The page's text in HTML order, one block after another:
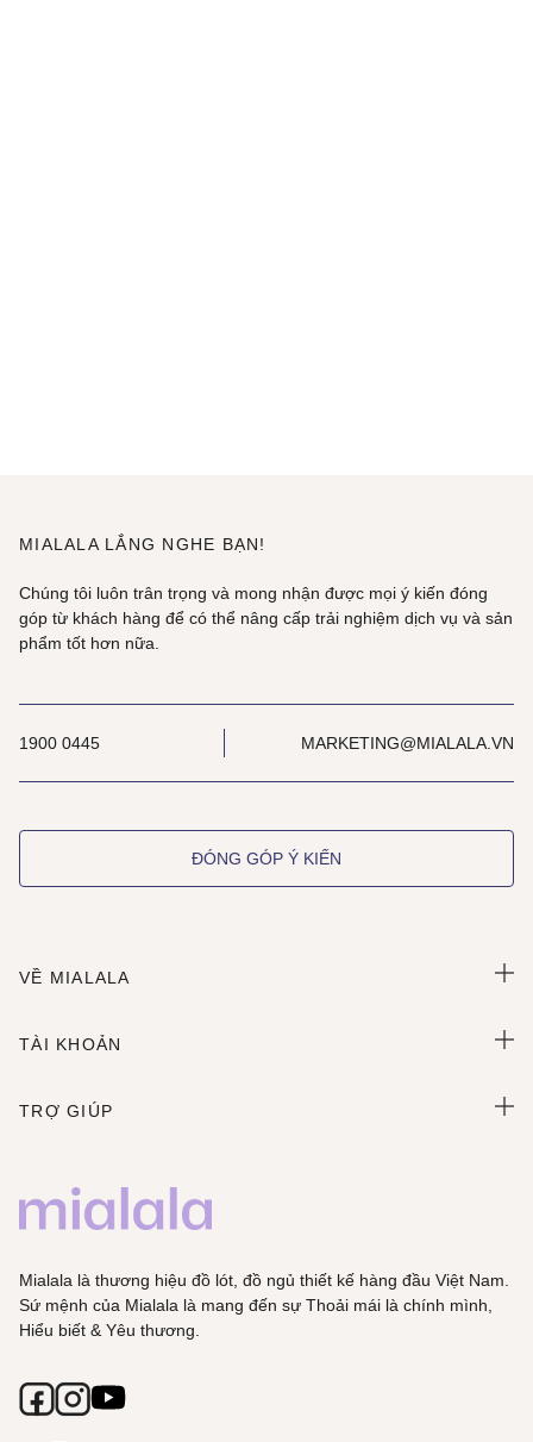
MIALALA LẮNG NGHE BẠN!
Chúng tôi luôn trân trọng và mong nhận được mọi ý kiến đóng
góp từ khách hàng để có thể nâng cấp trải nghiệm dịch vụ và sản
phẩm tốt hơn nữa.
1900 0445 MARKETING@MIALALA.VN
ĐÓNG GÓP Ý KIẾN
VỀ MIALALA
TÀI KHOẢN
TRỢ GIÚP
Mialala là thương hiệu đồ lót, đồ ngủ thiết kế hàng đầu Việt Nam.
Sứ mệnh của Mialala là mang đến sự Thoải mái là chính mình,
Hiểu biết & Yêu thương.